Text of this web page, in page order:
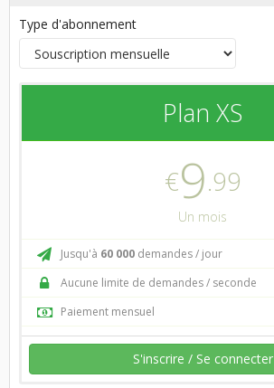
Type d'abonnement
Plan XS
€9.99
Un mois
Jusqu'à 60 000 demandes / jour
Aucune limite de demandes / seconde
Paiement mensuel
S'inscrire / Se connecter